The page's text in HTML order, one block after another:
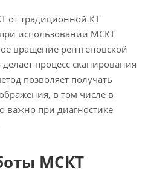
от традиционной КТ
использовании МСКТ
вращение рентгеновской
процесс сканирования
позволяет получать
в том числе в
важно при диагностике
МСКТ